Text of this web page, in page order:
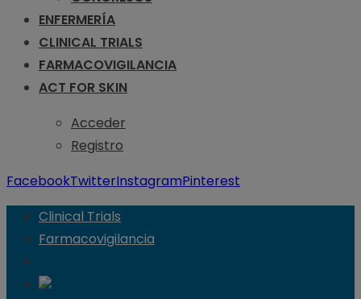
ENFERMERÍA
CLINICAL TRIALS
FARMACOVIGILANCIA
ACT FOR SKIN
Acceder
Registro
FacebookTwitterInstagramPinterest
Clinical Trials
Farmacovigilancia